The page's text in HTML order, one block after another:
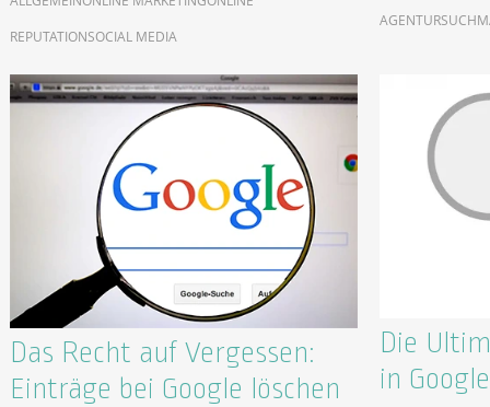
REPUTATIONSOCIAL MEDIA
AGENTUR
Das Recht auf Vergessen:
Einträge bei Google löschen
Die
in